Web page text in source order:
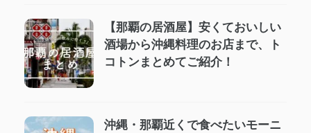
【那覇の居酒屋】安くておいしい
酒場から沖縄料理のお店まで、ト
コトンまとめてご紹介！
沖縄・那覇近くで食べたいモーニ